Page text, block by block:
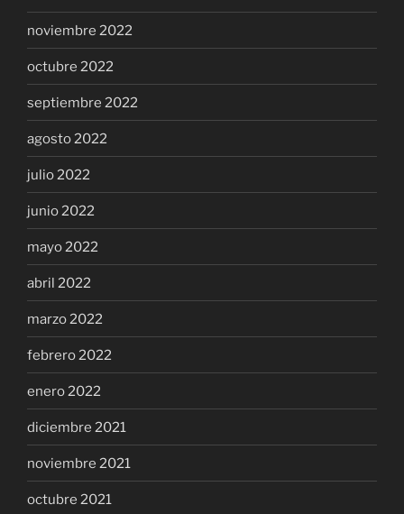
noviembre 2022
octubre 2022
septiembre 2022
agosto 2022
julio 2022
junio 2022
mayo 2022
abril 2022
marzo 2022
febrero 2022
enero 2022
diciembre 2021
noviembre 2021
octubre 2021